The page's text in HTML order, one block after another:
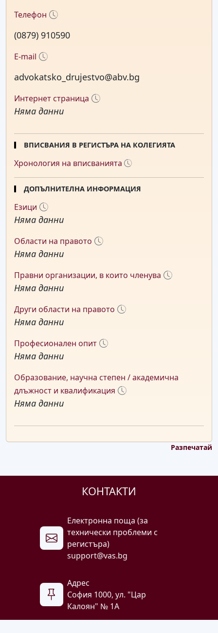
Телефон
(0879) 910590
E-mail
advokatsko_drujestvo@abv.bg
Интернет страница
Няма данни
ВПИСВАНИЯ В РЕГИСТЪРА НА КОЛЕГИЯТА
Хронология на вписванията
ДОПЪЛНИТЕЛНА ИНФОРМАЦИЯ
Езици
Няма данни
Области на правото
Няма данни
Правни организации, в които членува
Няма данни
Други области на правото
Няма данни
Професионален опит
Няма данни
Образование, научна степен / академична
длъжност и квалификация
Няма данни
Разпечатай
КОНТАКТИ
Електронна поща (за
технически проблеми с
регистъра)
support@vas.bg
Адрес
София 1000, ул. "Цар
Калоян" № 1A